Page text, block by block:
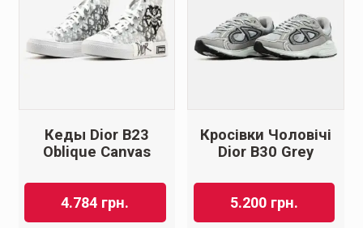
Кеды Dior B23
Oblique Canvas
4.784 грн.
Кросівки Чоловічі
Dior B30 Grey
5.200 грн.